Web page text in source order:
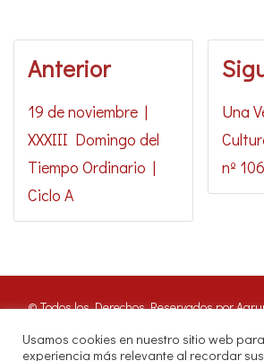
Anterior
19 de noviembre |
XXXIII Domingo del
Tiempo Ordinario |
Ciclo A
Una
nº 106
© Todos los Derechos Reservados por
hacer uso de estos archivos citando las
Usamos cookies en nuestro sitio web
experiencia más relevante al recordar